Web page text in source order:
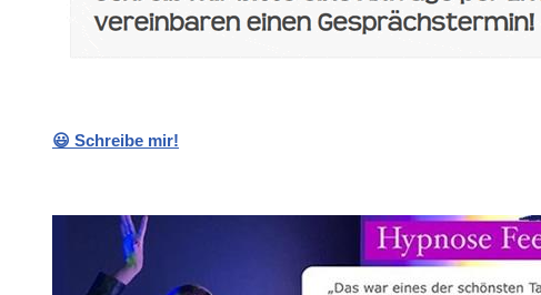
😃 Schreibe mir!